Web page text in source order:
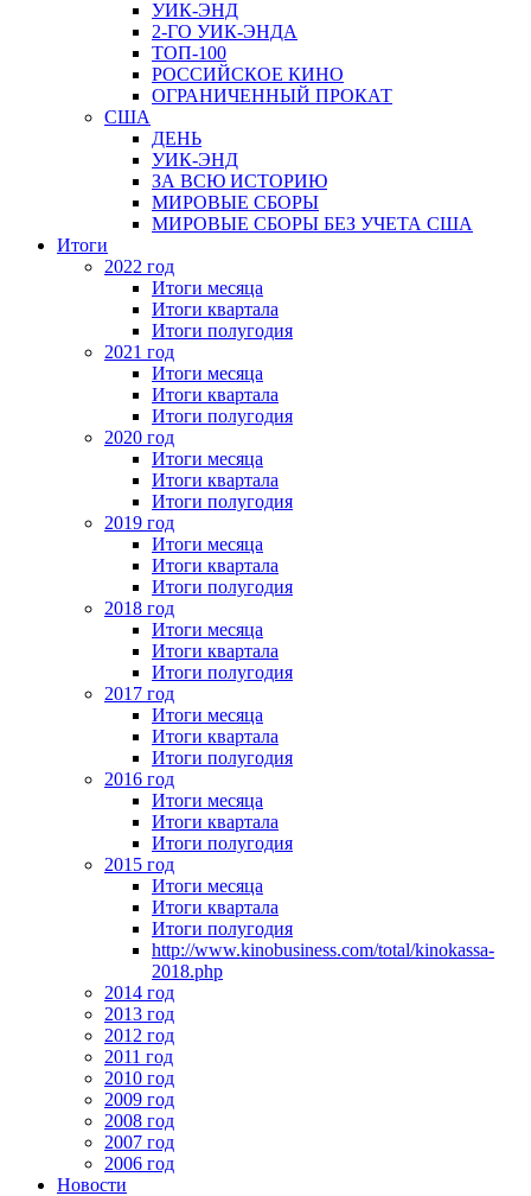
УИК-ЭНД
2-ГО УИК-ЭНДА
ТОП-100
РОССИЙСКОЕ КИНО
ОГРАНИЧЕННЫЙ ПРОКАТ
США
ДЕНЬ
УИК-ЭНД
ЗА ВСЮ ИСТОРИЮ
МИРОВЫЕ СБОРЫ
МИРОВЫЕ СБОРЫ БЕЗ УЧЕТА США
Итоги
2022 год
Итоги месяца
Итоги квартала
Итоги полугодия
2021 год
Итоги месяца
Итоги квартала
Итоги полугодия
2020 год
Итоги месяца
Итоги квартала
Итоги полугодия
2019 год
Итоги месяца
Итоги квартала
Итоги полугодия
2018 год
Итоги месяца
Итоги квартала
Итоги полугодия
2017 год
Итоги месяца
Итоги квартала
Итоги полугодия
2016 год
Итоги месяца
Итоги квартала
Итоги полугодия
2015 год
Итоги месяца
Итоги квартала
Итоги полугодия
http://www.kinobusiness.com/total/kinokassa-
2018.php
2014 год
2013 год
2012 год
2011 год
2010 год
2009 год
2008 год
2007 год
2006 год
Новости